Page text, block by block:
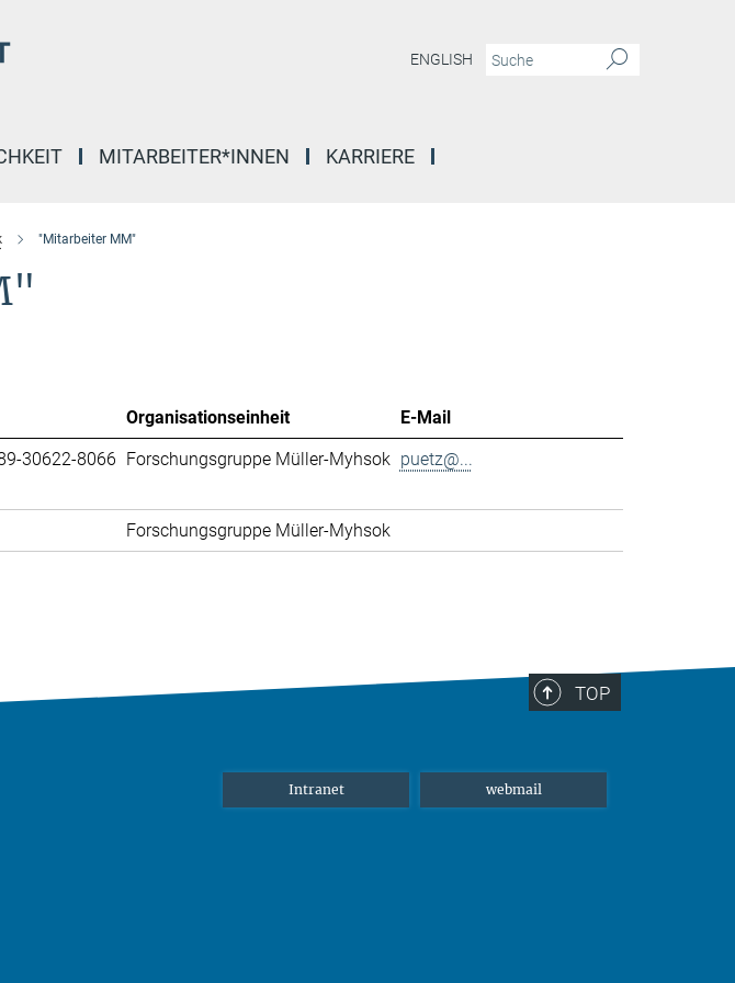
ENGLISH
MITARBEITER*INNEN
KARRIERE
"Mitarbeiter MM"
Organisationseinheit
E-Mail
30622-8066 Forschungsgruppe Müller-Myhsok puetz@...
Forschungsgruppe Müller-Myhsok
TOP
Intranet webmail